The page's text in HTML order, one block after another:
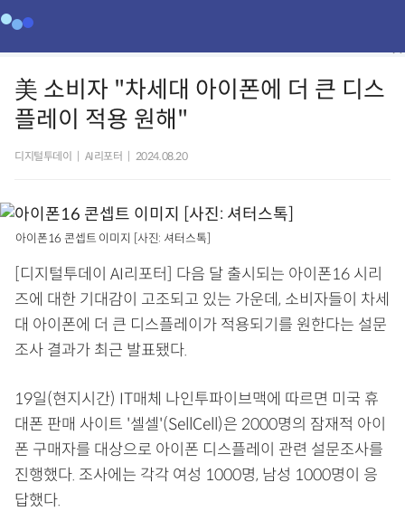
美 소비자 "차세대 아이폰에 더 큰 디스
플레이 적용 원해"
디지털투데이 AI리포터 2024.08.20
아이폰16 콘셉트 이미지 [사진: 셔터스톡]
[디지털투데이 AI리포터] 다음 달 출시되는 아이폰16 시리
즈에 대한 기대감이 고조되고 있는 가운데, 소비자들이 차세
대 아이폰에 더 큰 디스플레이가 적용되기를 원한다는 설문
조사 결과가 최근 발표됐다.
19일(현지시간) IT매체 나인투파이브맥에 따르면 미국 휴
대폰 판매 사이트 '셀셀'(SellCell)은 2000명의 잠재적 아이
폰 구매자를 대상으로 아이폰 디스플레이 관련 설문조사를
진행했다. 조사에는 각각 여성 1000명, 남성 1000명이 응
답했다.